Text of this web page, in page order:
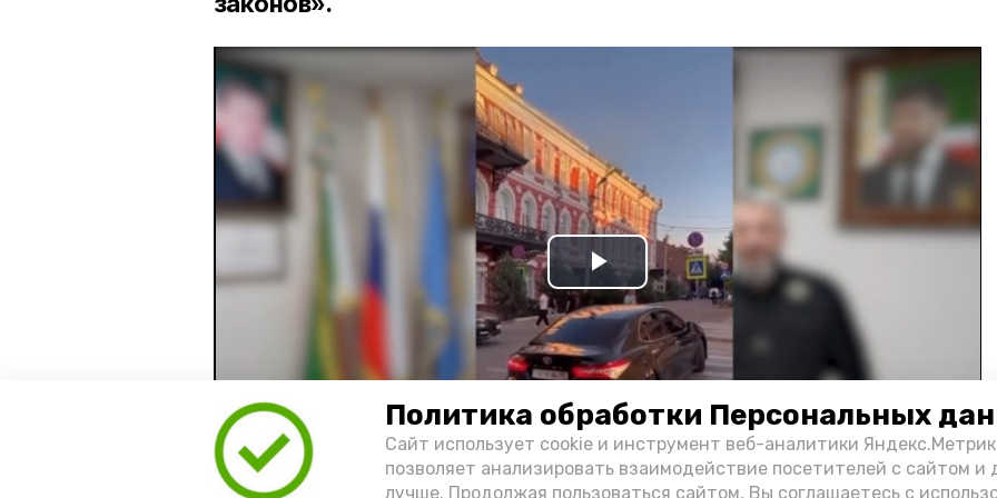
Политика обработки Персональных
Сайт использует cookie и инструмент веб-аналитики
позволяет анализировать взаимодействие посетителей с сайтом и
лучше. Продолжая пользоваться сайтом, Вы соглашаетесь с
Play
Video